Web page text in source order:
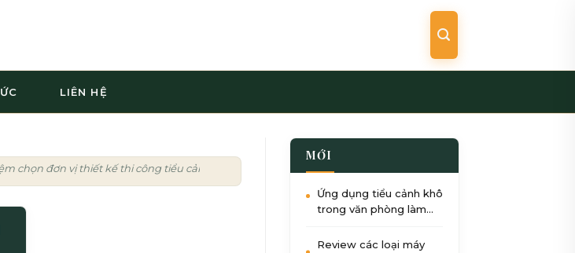
LIÊN HỆ
chọn đơn vị thiết kế thi công tiểu cảnh nước uy tín tại Hà Nội & TP.HCM
MỚI
Ứng dụng tiểu cảnh khô
trong văn phòng làm
năng suất
Review các loại máy